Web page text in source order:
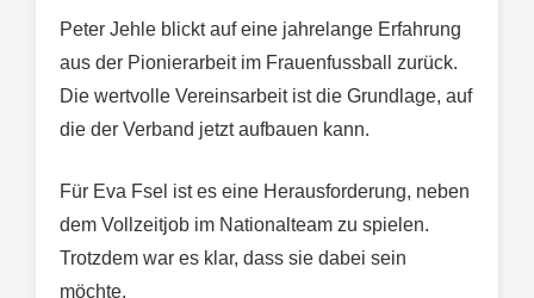
Peter Jehle blickt auf eine jahrelange Erfahrung
aus der Pionierarbeit im Frauenfussball zurück.
Die wertvolle Vereinsarbeit ist die Grundlage, auf
die der Verband jetzt aufbauen kann.
Für Eva Fsel ist es eine Herausforderung, neben
dem Vollzeitjob im Nationalteam zu spielen.
Trotzdem war es klar, dass sie dabei sein
möchte.